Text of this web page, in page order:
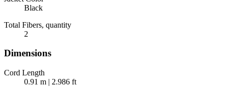
Black
Total Fibers, quantity
2
Dimensions
Cord Length
0.91 m | 2.986 ft